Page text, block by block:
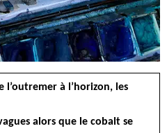
à l’horizon, les
alors que le cobalt se